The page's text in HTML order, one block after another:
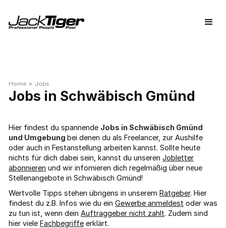
Home » Jobs
Schwäbisch Gmünd
Hier findest du spannende Jobs in Schwäbisch Gmünd
und Umgebung bei denen du als Freelancer, zur Aushilfe
oder auch in Festanstellung arbeiten kannst. Sollte heute
nichts für dich dabei sein, kannst du unseren Jobletter
abonnieren und wir infomieren dich regelmäßig über neue
Stellenangebote in Schwäbisch Gmünd!
Wertvolle Tipps stehen übrigens in unserem Ratgeber. Hier
findest du z.B. Infos wie du ein Gewerbe anmeldest oder was
zu tun ist, wenn dein Auftraggeber nicht zahlt. Zudem sind
hier viele Fachbegriffe erklärt.